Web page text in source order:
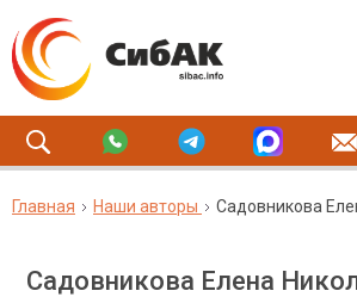
Главная Наши авторы Садовникова
Садовникова Елена